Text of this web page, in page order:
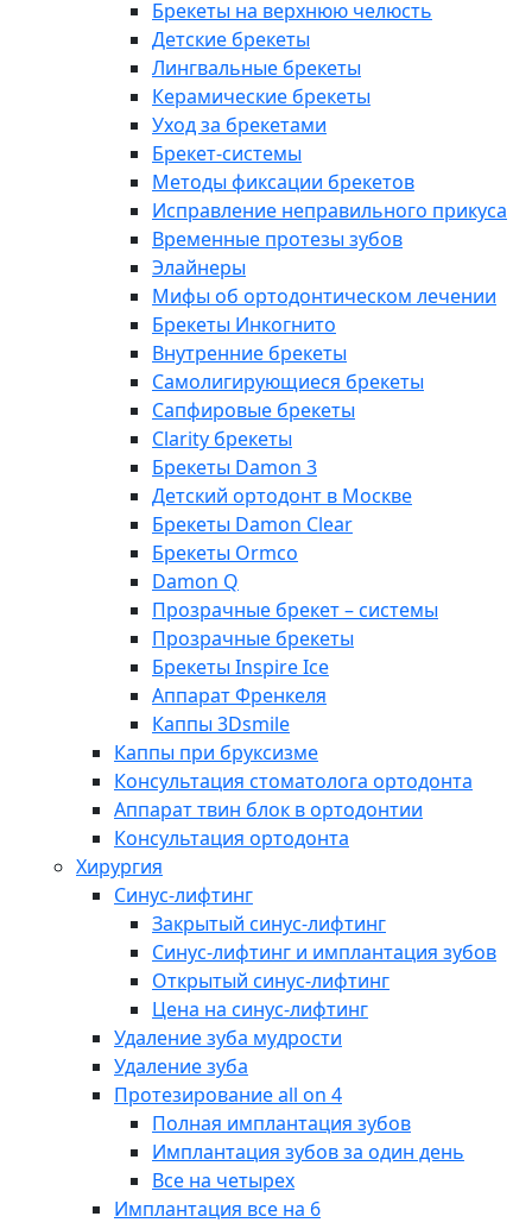
Брекеты на верхнюю челюсть
Детские брекеты
Лингвальные брекеты
Керамические брекеты
Уход за брекетами
Брекет-системы
Методы фиксации брекетов
Исправление неправильного прикуса
Временные протезы зубов
Элайнеры
Мифы об ортодонтическом лечении
Брекеты Инкогнито
Внутренние брекеты
Cамолигирующиеся брекеты
Сапфировые брекеты
Clarity брекеты
Брекеты Damon 3
Детский ортодонт в Москве
Брекеты Damon Clear
Брекеты Ormco
Damon Q
Прозрачные брекет – системы
Прозрачные брекеты
Брекеты Inspire Ice
Аппарат Френкеля
Каппы 3Dsmile
Каппы при бруксизме
Консультация стоматолога ортодонта
Аппарат твин блок в ортодонтии
Консультация ортодонта
Хирургия
Синус-лифтинг
Закрытый синус-лифтинг
Синус-лифтинг и имплантация зубов
Открытый синус-лифтинг
Цена на синус-лифтинг
Удаление зуба мудрости
Удаление зуба
Протезирование all on 4
Полная имплантация зубов
Имплантация зубов за один день
Все на четырех
Имплантация все на 6